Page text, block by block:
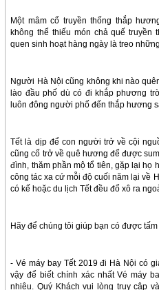
Một mâm cổ truyền thống thắp
không thể thiếu món chả quế truyền
quen sinh hoạt hàng ngày là treo
Người Hà Nội cũng không khi nào
lào đầu phố dù có đi khắp phương
luôn đông người phố đến thắp hương
Tết là dịp để con người trở về cội
cũng cố trở về quê hương để được
đình, thăm phần mộ tổ tiên, gặp lại họ
công tác xa cứ mỗi độ cuối năm lại về
có kế hoặc du lịch Tết đều đổ xô ra
Hãy để chúng tôi giúp bạn có được
- Vé máy bay Tết 2019 đi Hà Nội có
vậy để biết chính xác nhất Vé máy
nhiêu. Quý Khách vui lòng truy cập